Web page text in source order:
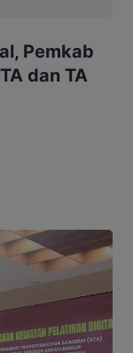
Pemkab
dan TA